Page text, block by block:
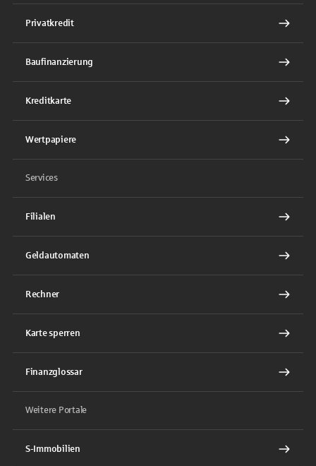
Privatkredit
Baufinanzierung
Kreditkarte
Wertpapiere
Services
Filialen
Geldautomaten
Rechner
Karte sperren
Finanzglossar
Weitere Portale
S-Immobilien